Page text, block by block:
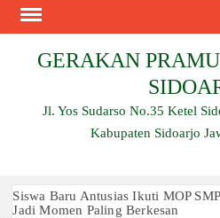
GERAKAN
Jl. Yos Sudarso No.35 Ketel
Kabupaten Sidoarjo
Siswa Baru Antusias Ikuti MOP
Jadi Momen Paling Berkesan